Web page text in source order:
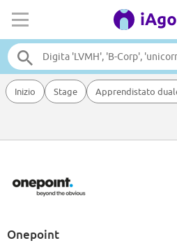
Inizio Stage Apprendistato
Onepoint